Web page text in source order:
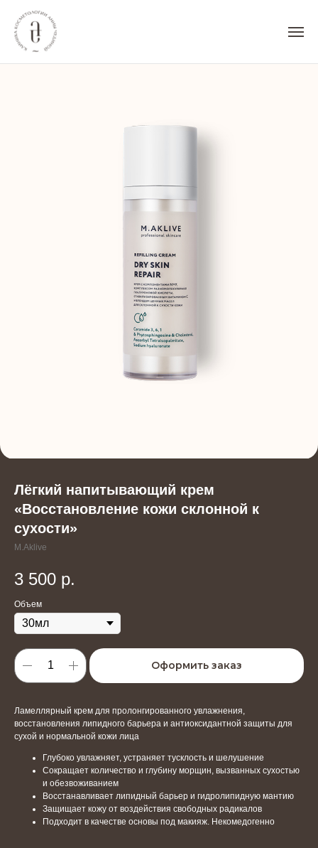
Лёгкий напитывающий крем
«Восстановление кожи склонной к
сухости»
M.Aklive
3 500 р.
Объем
Оформить заказ
Ламеллярный крем для пролонгированного увлажнения,
восстановления липидного барьера и антиоксидантной защиты для
сухой и нормальной кожи лица
Глубоко увлажняет, устраняет тусклость и шелушение
Сокращает количество и глубину морщин, вызванных сухостью
и обезвоживанием
Восстанавливает липидный барьер и гидролипидную мантию
Защищает кожу от воздействия свободных радикалов
Подходит в качестве основы под макияж. Некомедогенно